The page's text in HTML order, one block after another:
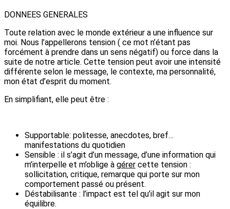
DONNEES GENERALES
Toute relation avec le monde extérieur a une influence sur
moi. Nous l’appellerons tension ( ce mot n’étant pas
forcément à prendre dans un sens négatif) ou force dans la
suite de notre article. Cette tension peut avoir une intensité
différente selon le message, le contexte, ma personnalité,
mon état d’esprit du moment.
En simplifiant, elle peut être :
Supportable: politesse, anecdotes, bref…
manifestations du quotidien
Sensible : il s’agit d’un message, d’une information qui
m’interpelle et m’oblige à gérer cette tension :
sollicitation, critique, remarque qui porte sur mon
comportement passé ou présent.
Déstabilisante : l’impact est tel qu’il agit sur mon
équilibre.